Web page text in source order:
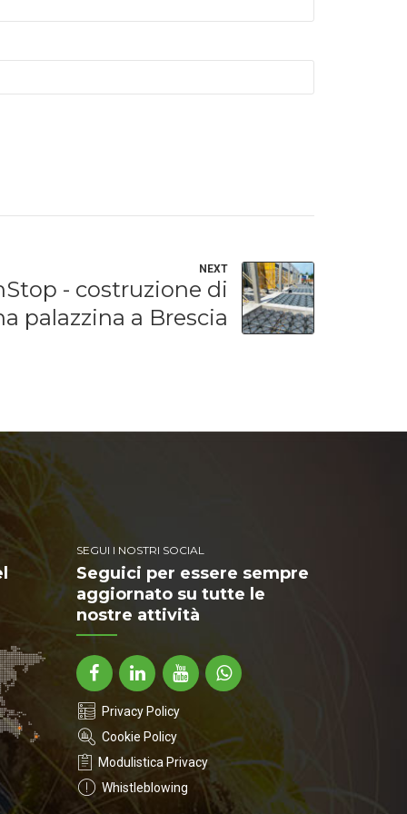
NEXT
- costruzione di
palazzina a Brescia
SEGUI I NOSTRI SOCIAL
Seguici per essere sempre
aggiornato su tutte le
nostre attività
Privacy Policy
Cookie Policy
Modulistica Privacy
Whistleblowing